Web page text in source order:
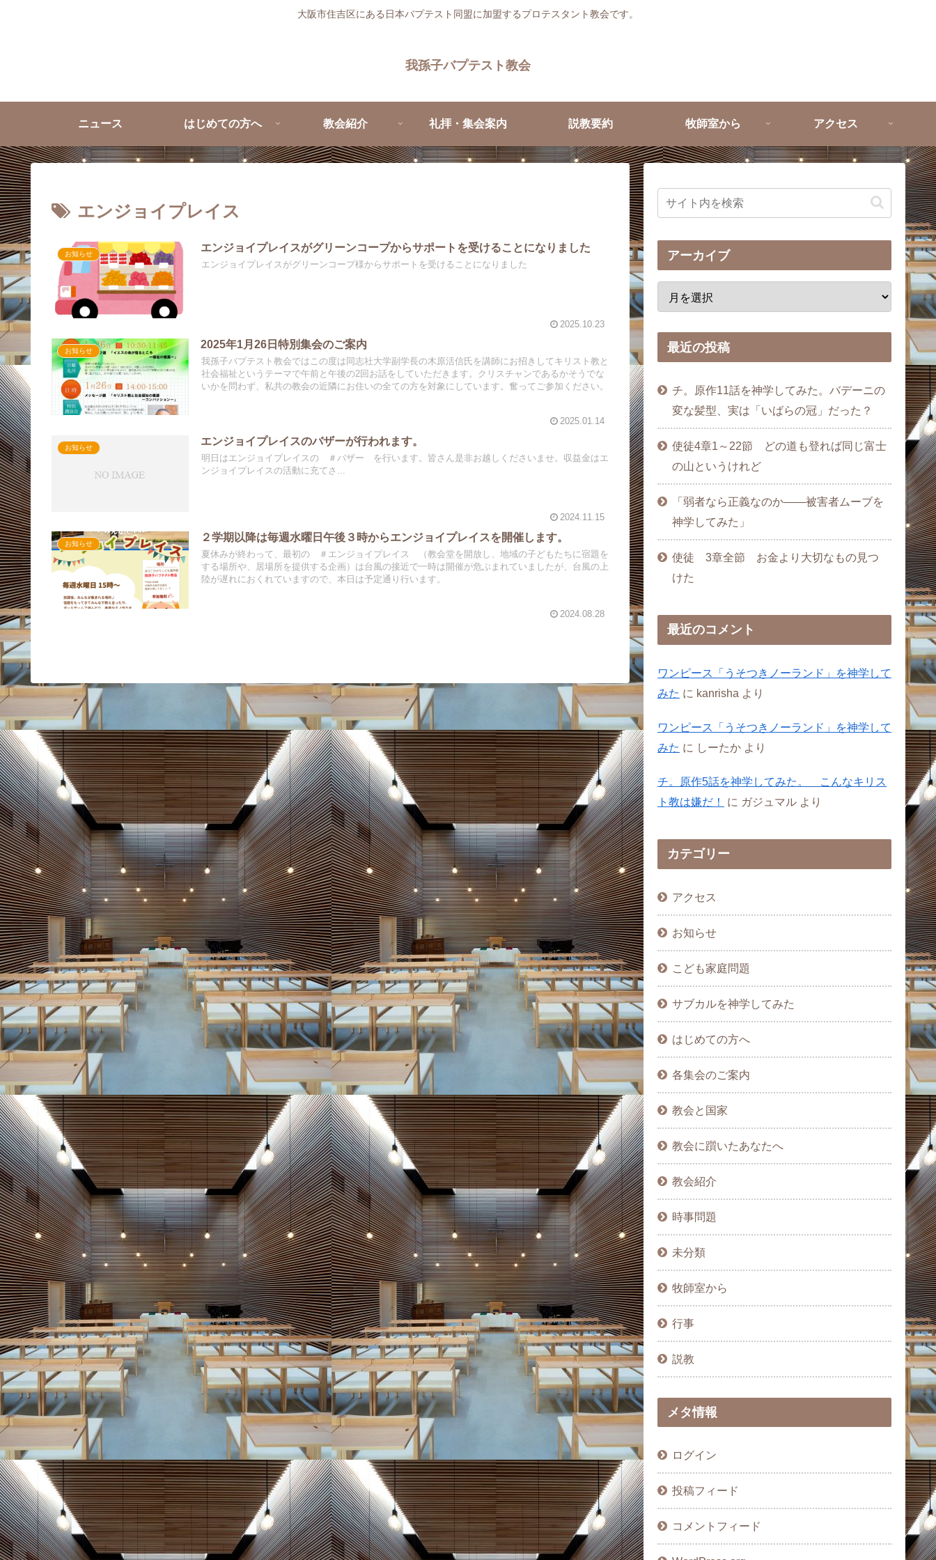
大阪市住吉区にある日本バプテスト同盟に加盟するプロテスタント教会です。
我孫子バプテスト教会
ニュース はじめての方へ 教会紹介 礼拝・集会案内 説教要約 牧師室から アクセス
エンジョイプレイス
お知らせ
エンジョイプレイスがグリーンコープからサポートを受けることになりました
エンジョイプレイスがグリーンコープ様からサポートを受けることになりました
2025.10.23
お知らせ
2025年1月26日特別集会のご案内
我孫子バプテスト教会ではこの度は同志社大学副学長の木原活信氏を講師にお招きしてキリスト教と
社会福祉というテーマで午前と午後の2回お話をしていただきます。クリスチャンであるかそうでな
いかを問わず、私共の教会の近隣にお住いの全ての方を対象にしています。奮ってご参加ください。
2025.01.14
お知らせ
エンジョイプレイスのバザーが行われます。
明日はエンジョイプレイスの ＃バザー を行います。皆さん是非お越しくださいませ。収益金はエ
ンジョイプレイスの活動に充てさ...
2024.11.15
お知らせ
２学期以降は毎週水曜日午後３時からエンジョイプレイスを開催します。
夏休みが終わって、最初の ＃エンジョイプレイス （教会堂を開放し、地域の子どもたちに宿題を
する場所や、居場所を提供する企画）は台風の接近で一時は開催が危ぶまれていましたが、台風の上
陸が遅れにおくれていますので、本日は予定通り行います。
2024.08.28
アーカイブ
最近の投稿
チ。原作11話を神学してみた。バデーニの
変な髪型、実は「いばらの冠」だった？
使徒4章1～22節 どの道も登れば同じ富士
の山というけれど
「弱者なら正義なのか――被害者ムーブを
神学してみた」
使徒 3章全節 お金より大切なもの見つ
けた
最近のコメント
ワンピース「うそつきノーランド」を神学して
みた に kanrisha より
ワンピース「うそつきノーランド」を神学して
みた に しーたか より
チ。原作5話を神学してみた。 こんなキリス
ト教は嫌だ！
に ガジュマル より
カテゴリー
アクセス
お知らせ
こども家庭問題
サブカルを神学してみた
はじめての方へ
各集会のご案内
教会と国家
教会に躓いたあなたへ
教会紹介
時事問題
未分類
牧師室から
行事
説教
メタ情報
ログイン
投稿フィード
コメントフィード